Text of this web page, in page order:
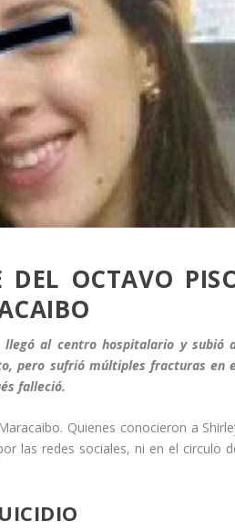
DEL OCTAVO
llegó al centro hospitalario y subió
pero sufrió múltiples fracturas en
falleció.
Quienes conocieron a
las redes sociales, ni en el circulo